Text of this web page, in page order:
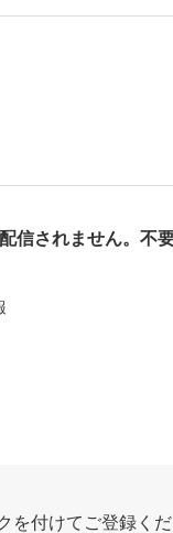
信されません。不
を付けてご登録く